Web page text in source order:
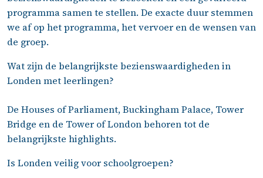
programma samen te stellen. De exacte duur stemmen
we af op het programma, het vervoer en de wensen van
de groep.
Wat zijn de belangrijkste bezienswaardigheden in
Londen met leerlingen?
De Houses of Parliament, Buckingham Palace, Tower
Bridge en de Tower of London behoren tot de
belangrijkste highlights.
Is Londen veilig voor schoolgroepen?